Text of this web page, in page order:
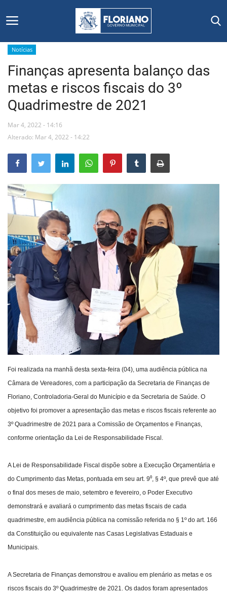
Início
Editais
Floriano
Mural de Licitações
Notícias
Vídeos
Webmail
Contato
Notícias
Finanças apresenta balanço das
metas e riscos fiscais do 3º
Quadrimestre de 2021
Mar 4, 2022 - 14:16
Alterado: Mar 4, 2022 - 14:22
Foi realizada na manhã desta sexta-feira (04), uma audiência pública na
Câmara de Vereadores, com a participação da Secretaria de Finanças de
Floriano, Controladoria-Geral do Município e da Secretaria de Saúde. O
objetivo foi promover a apresentação das metas e riscos fiscais referente ao
3º Quadrimestre de 2021 para a Comissão de Orçamentos e Finanças,
conforme orientação da Lei de Responsabilidade Fiscal.
A Lei de Responsabilidade Fiscal dispõe sobre a Execução Orçamentária e
do Cumprimento das Metas, pontuada em seu art. 9⁰, § 4º, que prevê que até
o final dos meses de maio, setembro e fevereiro, o Poder Executivo
demonstrará e avaliará o cumprimento das metas fiscais de cada
quadrimestre, em audiência pública na comissão referida no § 1º do art. 166
da Constituição ou equivalente nas Casas Legislativas Estaduais e
Municipais.
A Secretaria de Finanças demonstrou e avaliou em plenário as metas e os
riscos fiscais do 3º Quadrimestre de 2021. Os dados foram apresentados